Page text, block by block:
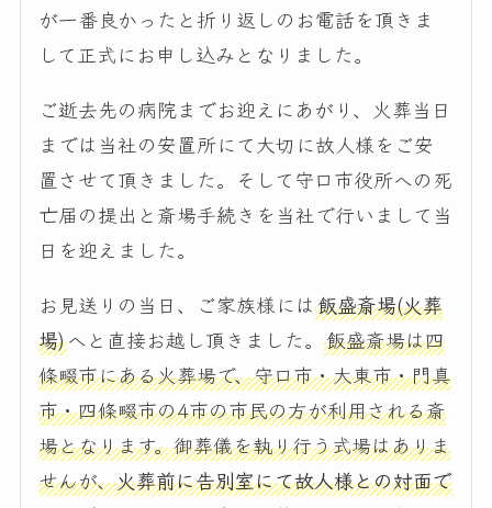
が一番良かったと折り返しのお電話を頂きま
して正式にお申し込みとなりました。
ご逝去先の病院までお迎えにあがり、火葬当日
までは当社の安置所にて大切に故人様をご安
置させて頂きました。そして守口市役所への死
亡届の提出と斎場手続きを当社で行いまして当
日を迎えました。
お見送りの当日、ご家族様には飯盛斎場(火葬
場)へと直接お越し頂きました。飯盛斎場は四
條畷市にある火葬場で、守口市・大東市・門真
市・四條畷市の4市の市民の方が利用される斎
場となります。御葬儀を執り行う式場はありま
せんが、火葬前に告別室にて故人様との対面で